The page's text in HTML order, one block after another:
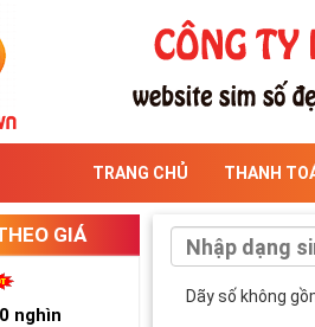
TRANG CHỦ THANH
GIÁ
nghìn
Dãy số không